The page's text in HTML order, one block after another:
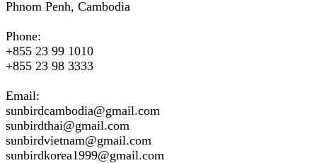
Phnom Penh, Cambodia
Phone:
+855 23 99 1010
+855 23 98 3333
Email:
sunbirdcambodia@gmail.com
sunbirdthai@gmail.com
sunbirdvietnam@gmail.com
sunbirdkorea1999@gmail.com